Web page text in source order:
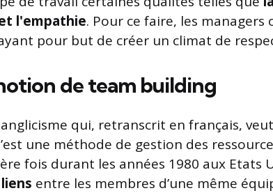
l'empathie. Pour ce faire, les managers
pour but de créer un climat de
de team building
qui, retranscrit en français,
une méthode de gestion des
fois durant les années 1980 aux Etats
entre les membres d’une même